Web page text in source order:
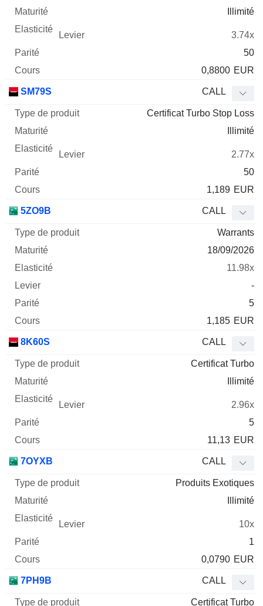
Illimité
3.74x
50
0,8800 EUR
SM79S CALL
Certificat Turbo Stop Loss
Illimité
2.77x
50
1,189 EUR
5ZO9B CALL
Warrants
18/09/2026
11.98x
-
5
1,185 EUR
8K60S CALL
Certificat Turbo
Illimité
2.96x
5
11,13 EUR
7OYXB CALL
Produits Exotiques
Illimité
10x
1
0,0790 EUR
7PH9B CALL
Certificat Turbo